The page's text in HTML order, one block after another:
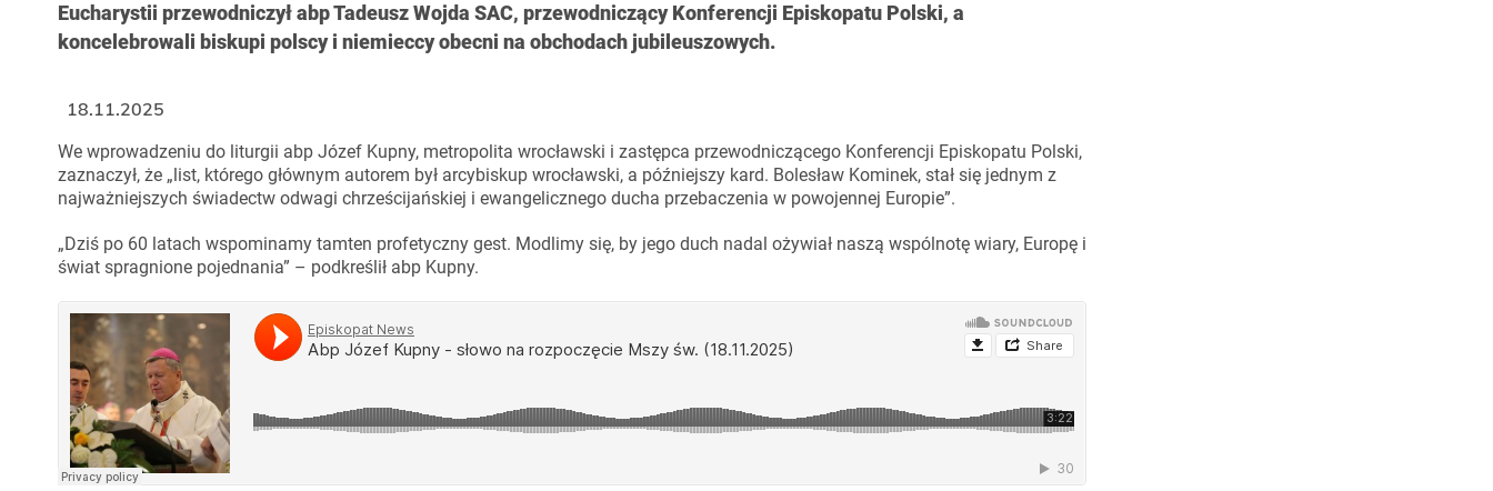
Eucharystii przewodniczył abp Tadeusz Wojda SAC, przewodniczący Konferencji Episkopatu Polski, a
koncelebrowali biskupi polscy i niemieccy obecni na obchodach jubileuszowych.
We wprowadzeniu do liturgii abp Józef Kupny, metropolita wrocławski i zastępca przewodniczącego Konferencji Episkopatu Polski,
zaznaczył, że „list, którego głównym autorem był arcybiskup wrocławski, a późniejszy kard. Bolesław Kominek, stał się jednym z
najważniejszych świadectw odwagi chrześcijańskiej i ewangelicznego ducha przebaczenia w powojennej Europie”.
„Dziś po 60 latach wspominamy tamten profetyczny gest. Modlimy się, by jego duch nadal ożywiał naszą wspólnotę wiary, Europę i
świat spragnione pojednania” – podkreślił abp Kupny.
18.11.2025